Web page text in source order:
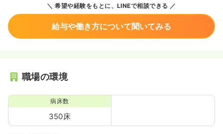
希望や経験をもとに、LINEで相談できる
給与や働き方について聞いてみる
職場の環境
病床数
350床